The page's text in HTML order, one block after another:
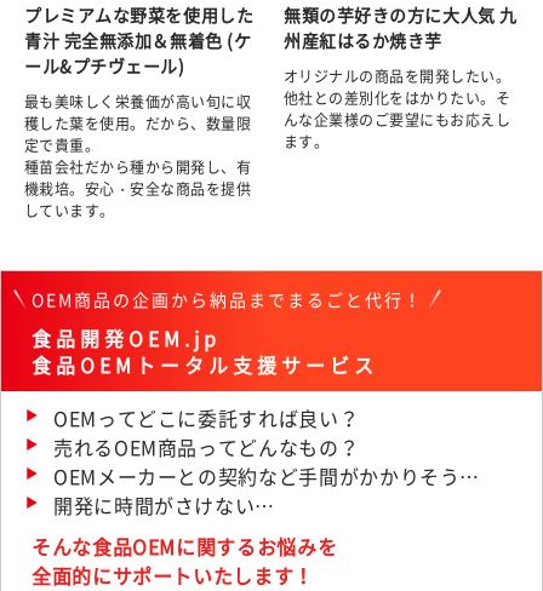
プレミアムな野菜を使用した
青汁 完全無添加＆無着色 (ケ
ール&プチヴェール)
最も美味しく栄養価が高い旬に収
穫した葉を使用。だから、数量限
定で貴重。
種苗会社だから種から開発し、有
機栽培。安心・安全な商品を提供
しています。
無類の芋好きの方に大人気 九
州産紅はるか焼き芋
オリジナルの商品を開発したい。
他社との差別化をはかりたい。そ
んな企業様のご要望にもお応えし
ます。
OEM商品の企画から納品までまるごと代行！
食品開発OEM.jp
食品OEMトータル支援サービス
OEMってどこに委託すれば良い？
売れるOEM商品ってどんなもの？
OEMメーカーとの契約など手間がかかりそう…
開発に時間がさけない…
そんな食品OEMに関するお悩みを
全面的にサポートいたします！